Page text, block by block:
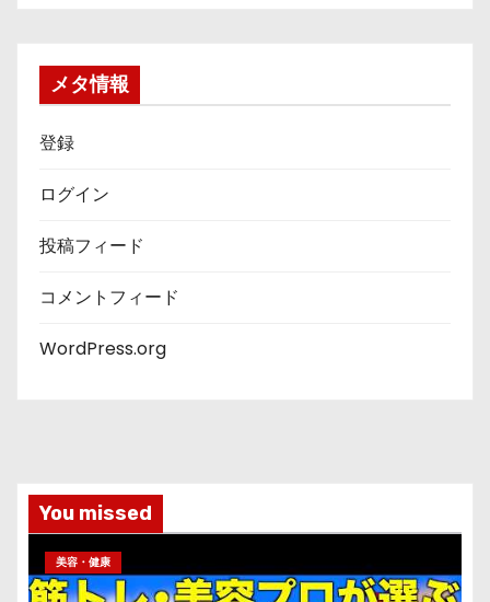
メタ情報
登録
ログイン
投稿フィード
コメントフィード
WordPress.org
You missed
美容・健康